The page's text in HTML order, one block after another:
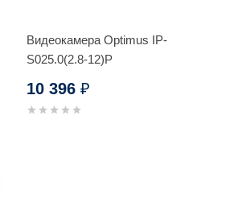
Видеокамера Optimus IP-
S025.0(2.8-12)P
10 396₽